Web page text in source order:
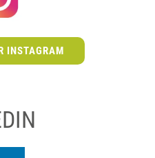
INSTAGRAM